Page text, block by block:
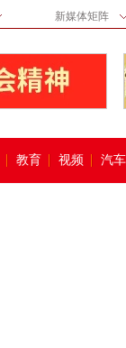
新媒体矩阵
教育 视频 汽车